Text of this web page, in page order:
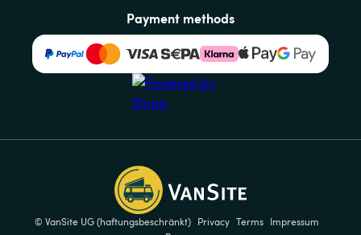
Payment methods
© VanSite UG (haftungsbeschränkt) Privacy Terms Impressum